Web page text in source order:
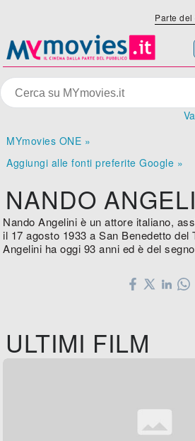
Parte
MYmovies ONE »
Aggiungi alle fonti preferite Google »
NANDO
Nando Angelini è un attore italiano,
il 17 agosto 1933 a San Benedetto del
Angelini ha oggi 93 anni ed è del
ULTIMI FILM